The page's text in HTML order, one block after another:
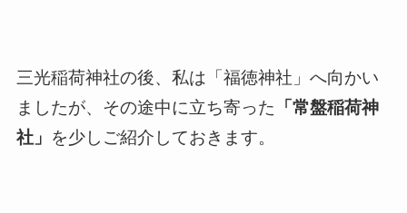
三光稲荷神社の後、私は「福徳神社」へ向かい
ましたが、その途中に立ち寄った 「常盤稲荷神
社」 を少しご紹介しておきます。